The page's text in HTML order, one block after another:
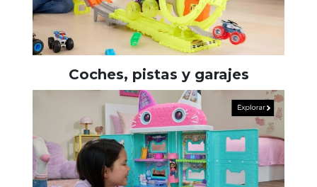
Coches, pistas y garajes